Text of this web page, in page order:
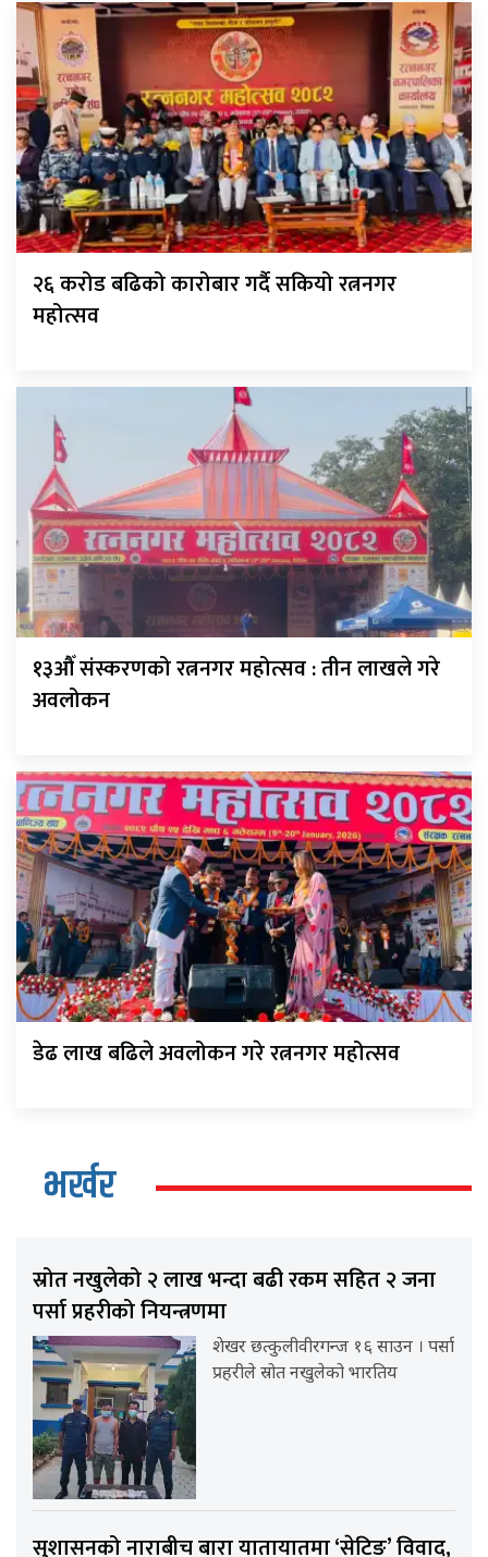
२६ करोड बढिको कारोबार गर्दै सकियो रत्ननगर
महोत्सव
१३औँ संस्करणको रत्ननगर महोत्सव : तीन लाखले गरे
अवलोकन
डेढ लाख बढिले अवलोकन गरे रत्ननगर महोत्सव
भर्खर
स्रोत नखुलेको २ लाख भन्दा बढी रकम सहित २ जना
पर्सा प्रहरीको नियन्त्रणमा
शेखर छत्कुलीवीरगन्ज १६ साउन । पर्सा
प्रहरीले स्रोत नखुलेको भारतिय
सुशासनको नाराबीच बारा यातायातमा ‘सेटिङ’ विवाद,